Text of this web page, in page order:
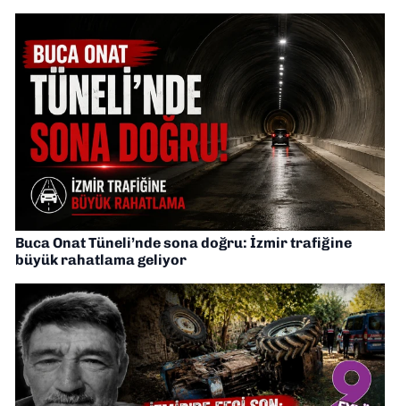
Buca Onat Tüneli’nde sona doğru: İzmir trafiğine
büyük rahatlama geliyor